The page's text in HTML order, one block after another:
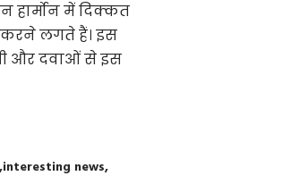
हार्मोन में दिक्कत
करने लगते हैं। इस
और दवाओं से इस
interesting news